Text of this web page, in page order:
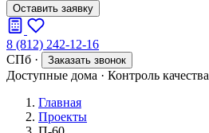
Оставить заявку
8 (812) 242-12-16
СПб · Заказать звонок
Доступные дома · Контроль качества
Главная
Проекты